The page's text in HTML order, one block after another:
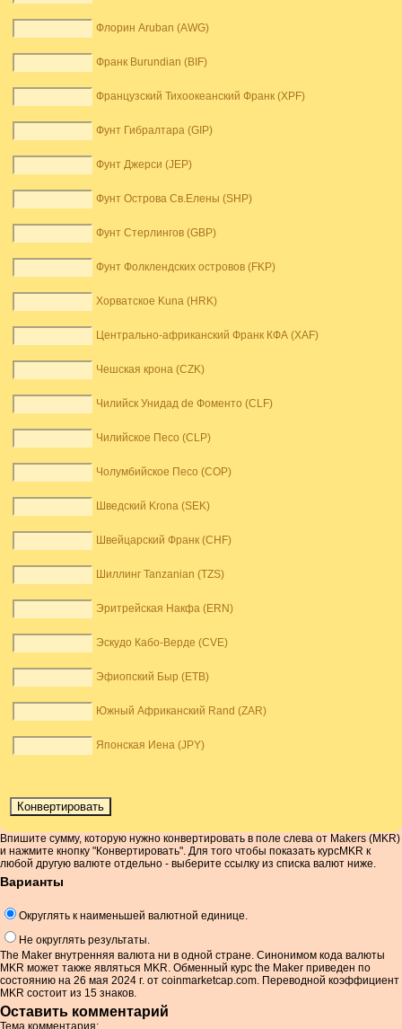
Флорин Aruban (AWG)
Франк Burundian (BIF)
Французский Тихоокеанский Франк (XPF)
Фунт Гибралтара (GIP)
Фунт Джерси (JEP)
Фунт Острова Св.Елены (SHP)
Фунт Стерлингов (GBP)
Фунт Фолклендских островов (FKP)
Хорватское Kuna (HRK)
Центрально-африканский Франк КФА (XAF)
Чешская крона (CZK)
Чилийск Унидад de Фоменто (CLF)
Чилийское Песо (CLP)
Чолумбийское Песо (COP)
Шведский Krona (SEK)
Швейцарский Франк (CHF)
Шиллинг Tanzanian (TZS)
Эритрейская Накфа (ERN)
Эскудо Кабо-Верде (CVE)
Эфиопский Быр (ETB)
Южный Африканский Rand (ZAR)
Японская Иена (JPY)
Впишите сумму, которую нужно конвертировать в поле слева от Makers (MKR)
и нажмите кнопку "Конвертировать". Для того чтобы показать курсMKR к
любой другую валюте отдельно - выберите ссылку из списка валют ниже.
Варианты
Округлять к наименьшей валютной единице.
Не округлять результаты.
The Maker внутренняя валюта ни в одной стране. Синонимом кода валюты
MKR может также являться MKR. Обменный курс the Maker приведен по
состоянию на 26 мая 2024 г. от coinmarketcap.com. Переводной коэффициент
MKR состоит из 15 знаков.
Оставить комментарий
Тема комментария: